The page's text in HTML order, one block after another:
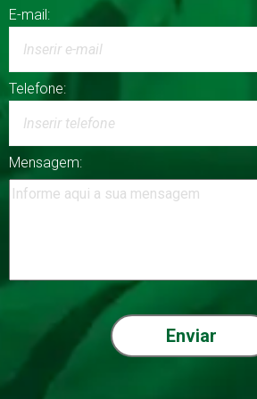
E-mail:
Telefone:
Mensagem: